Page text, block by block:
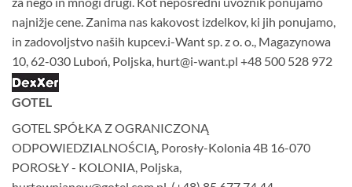
najnižje cene. Zanima nas kakovost izdelkov, ki jih ponujamo,
in zadovoljstvo naših kupcev.i-Want sp. z o. o., Magazynowa
10, 62-030 Luboń, Poljska, hurt@i-want.pl +48 500 528 972
GOTEL
GOTEL SPÓŁKA Z OGRANICZONĄ
ODPOWIEDZIALNOŚCIĄ, Porosły-Kolonia 4B 16-070
POROSŁY - KOLONIA, Poljska,